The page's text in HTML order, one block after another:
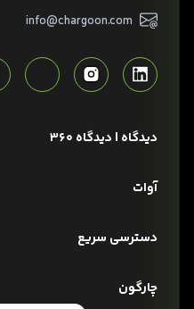
info@chargoon.com
دیدگاه | دیدگاه 360
آوات
دسترسی سریع
چارگون